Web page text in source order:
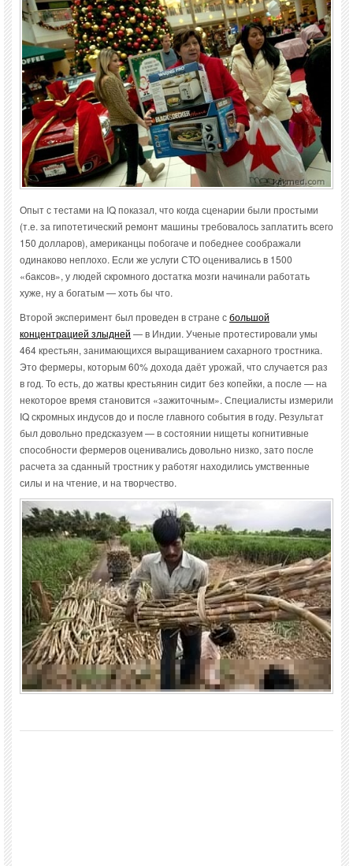
Опыт с тестами на IQ показал, что когда сценарии были простыми
(т.е. за гипотетический ремонт машины требовалось заплатить всего
150 долларов), американцы побогаче и победнее соображали
одинаково неплохо. Если же услуги СТО оценивались в 1500
«баксов», у людей скромного достатка мозги начинали работать
хуже, ну а богатым — хоть бы что.
Второй эксперимент был проведен в стране сбольшой
концентрацией злыдней — в Индии. Ученые протестировали умы
464 крестьян, занимающихся выращиванием сахарного тростника.
Это фермеры, которым 60% дохода даёт урожай, что случается раз
в год. То есть, до жатвы крестьянин сидит без копейки, а после — на
некоторое время становится «зажиточным». Специалисты измерили
IQ скромных индусов до и после главного события в году. Результат
был довольно предсказуем — в состоянии нищеты когнитивные
способности фермеров оценивались довольно низко, зато после
расчета за сданный тростник у работяг находились умственные
силы и на чтение, и на творчество.